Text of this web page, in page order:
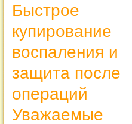
Быстрое
купирование
воспаления и
защита после
операций
Уважаемые